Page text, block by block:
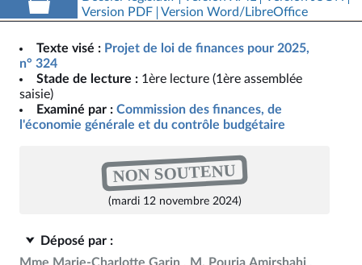
Version PDF
Version Word/LibreOffice
Texte visé : Projet de loi de finances pour 2025,
n° 324
Stade de lecture : 1ère lecture (1ère assemblée
saisie)
Examiné par : Commission des finances, de
l'économie générale et du contrôle budgétaire
NON SOUTENU
(mardi 12 novembre 2024)
Déposé par :